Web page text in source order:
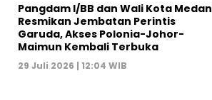
Pangdam I/BB dan Wali Kota Medan
Resmikan Jembatan Perintis
Garuda, Akses Polonia-Johor-
Maimun Kembali Terbuka
29 Juli 2026 | 12:04 WIB